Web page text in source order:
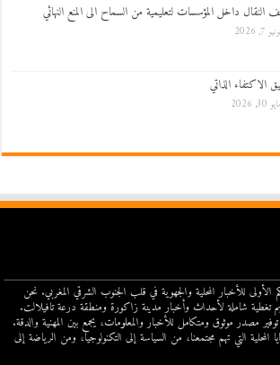
النقال داخل المؤسسات لتعليمية من السماح الى المنع النهائي
7, 2026
الاكتفاء الذاتي
مايو 30, 2026
الأولى للأخبار المحلية والجهوية في قلب الجنوب الشرقي المغربي. نحن
شاملة لأحداث وأخبار مدينة زاكورة ومنطقة درعة تافيلالت.
مصدر موثوق ومتكامل للأخبار والمعلومات، يجمع بين المهنية والدقة.
التي تهم مجتمعنا، من السياسة إلى التكنولوجيا، ومن الرياضة إلى